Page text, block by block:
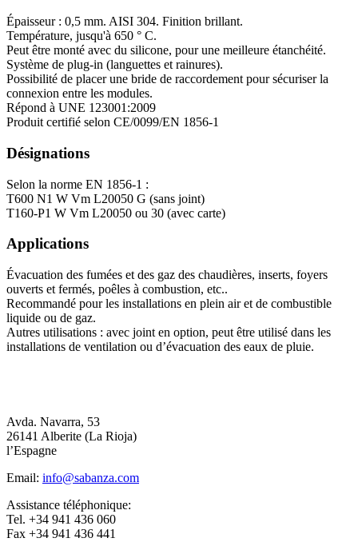
Épaisseur : 0,5 mm. AISI 304. Finition brillant.
Température, jusqu'à 650 ° C.
Peut être monté avec du silicone, pour une meilleure étanchéité.
Système de plug-in (languettes et rainures).
Possibilité de placer une bride de raccordement pour sécuriser la
connexion entre les modules.
Répond à UNE 123001:2009
Produit certifié selon CE/0099/EN 1856-1
Désignations
Selon la norme EN 1856-1 :
T600 N1 W Vm L20050 G (sans joint)
T160-P1 W Vm L20050 ou 30 (avec carte)
Applications
Évacuation des fumées et des gaz des chaudières, inserts, foyers
ouverts et fermés, poêles à combustion, etc..
Recommandé pour les installations en plein air et de combustible
liquide ou de gaz.
Autres utilisations : avec joint en option, peut être utilisé dans les
installations de ventilation ou d’évacuation des eaux de pluie.
Avda. Navarra, 53
26141 Alberite (La Rioja)
l’Espagne
Email: info@sabanza.com
Assistance téléphonique:
Tel. +34 941 436 060
Fax +34 941 436 441